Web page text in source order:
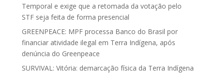
Temporal e exige que a retomada da votação pelo
STF seja feita de forma presencial
GREENPEACE: MPF processa Banco do Brasil por
financiar atividade ilegal em Terra Indígena, após
denúncia do Greenpeace
SURVIVAL: Vitória: demarcação física da Terra Indígena